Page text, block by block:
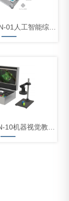
中人ZRRGZN-01人工智能综合实验平台
中人ZRRGZN-10机器视觉教学实验箱